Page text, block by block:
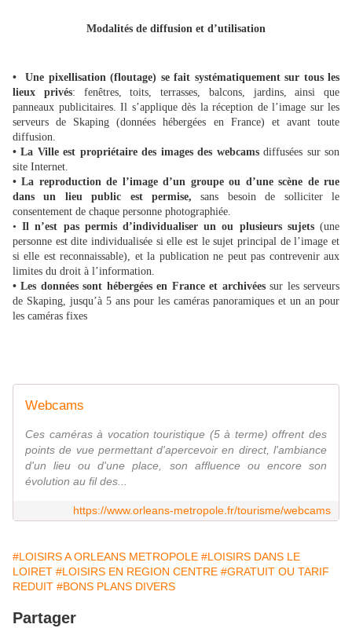
Modalités de diffusion et d’utilisation
• Une pixellisation (floutage) se fait systématiquement sur tous les
lieux privés: fenêtres, toits, terrasses, balcons, jardins, ainsi que
panneaux publicitaires. Il s’applique dès la réception de l’image sur les
serveurs de Skaping (données hébergées en France) et avant toute
diffusion.
• La Ville est propriétaire des images des webcamsdiffusées sur son
site Internet.
• La reproduction de l’image d’un groupe ou d’une scène de rue
dans un lieu public est permise, sans besoin de solliciter le
consentement de chaque personne photographiée.
• Il n’est pas permis d’individualiser un ou plusieurs sujets (une
personne est dite individualisée si elle est le sujet principal de l’image et
si elle est reconnaissable), et la publication ne peut pas contrevenir aux
limites du droit à l’information.
• Les données sont hébergées en France et archivéessur les serveurs
de Skaping, jusqu’à 5 ans pour les caméras panoramiques et un an pour
les caméras fixes
Webcams
Ces caméras à vocation touristique (5 à terme) offrent des
points de vue permettant d'apercevoir en direct, l'ambiance
d'un lieu ou d'une place, son affluence ou encore son
évolution au fil des...
https://www.orleans-metropole.fr/tourisme/webcams
#LOISIRS A ORLEANS METROPOLE #LOISIRS DANS LE
LOIRET #LOISIRS EN REGION CENTRE #GRATUIT OU TARIF
REDUIT #BONS PLANS DIVERS
Partager